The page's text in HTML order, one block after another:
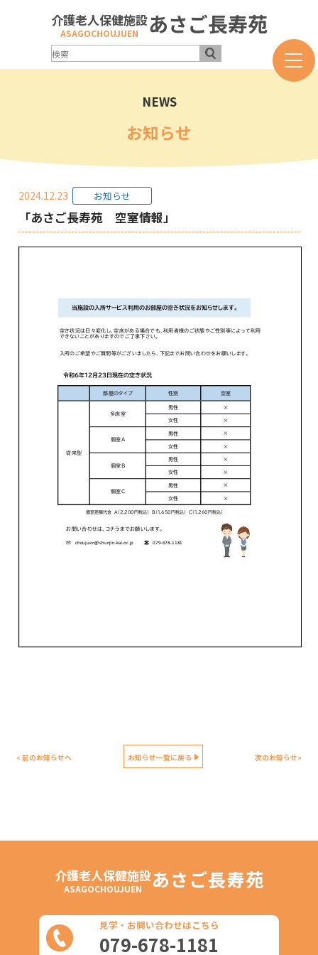
介護老人保健施設
ASAGOCHOUJUEN あさご長寿苑
NEWS
お知らせ
2024.12.23 お知らせ
「あさご長寿苑 空室情報」
« 前のお知らせへ お知らせ一覧に戻る 次のお知らせ»
介護老人保健施設
ASAGOCHOUJUEN あさご長寿苑
見学・お問い合わせはこちら
079-678-1181